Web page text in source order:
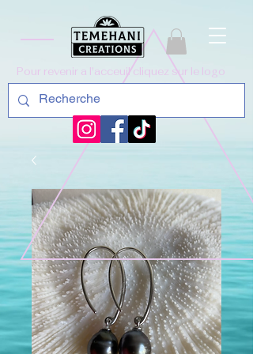
Pour revenir a l'acceuil cliquez sur le logo